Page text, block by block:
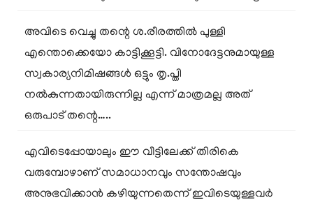
അവിടെ വെച്ചു തന്റെ ശ.രീരത്തിൽ പുള്ളി
എന്തൊക്കെയോ കാട്ടിക്കൂട്ടി. വിനോദേട്ടനുമായുള്ള
സ്വകാര്യനിമിഷങ്ങൾ ഒട്ടും തൃ.പ്തി
നൽകുന്നതായിരുന്നില്ല എന്ന് മാത്രമല്ല അത്
ഒരുപാട് തന്റെ…..
എവിടെപ്പോയാലും ഈ വീട്ടിലേക്ക് തിരികെ
വരുമ്പോഴാണ് സമാധാനവും സന്തോഷവും
അനുഭവിക്കാൻ കഴിയുന്നതെന്ന് ഇവിടെയുള്ളവർ